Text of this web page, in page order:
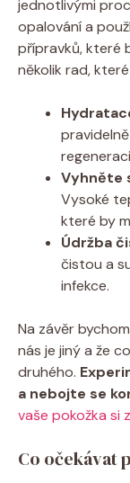
jednotlivými
opalování a
přípravků, které
několik rad,
Vyhněte
Vysoké
které by
Údržba
čistou a
infekce.
Na závěr
nás je jiný a že
druhého.
a nebojte se
vaše pokožka si
Co očekávat